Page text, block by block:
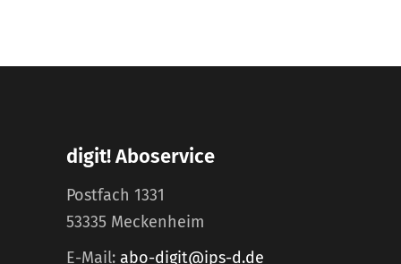
digit! Aboservice
Postfach 1331
53335 Meckenheim
E-Mail: abo-digit@ips-d.de